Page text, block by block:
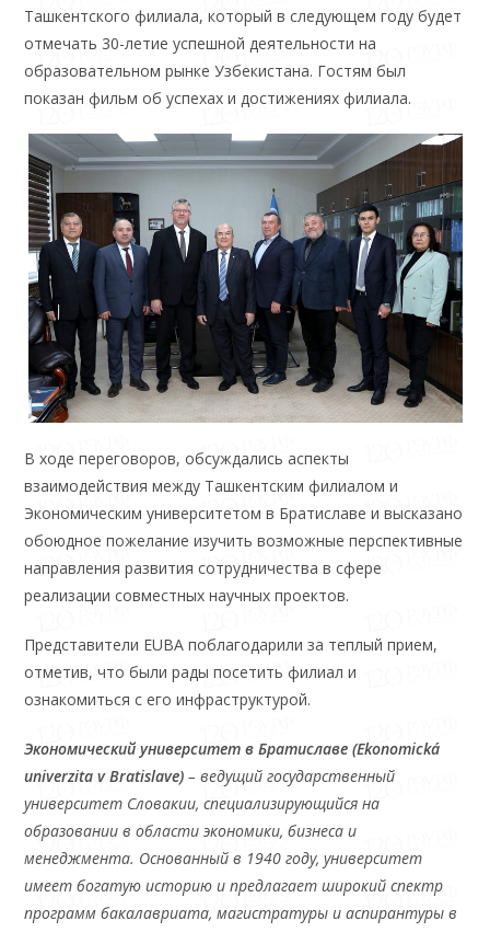
Ташкентского филиала, который в следующем году будет
отмечать 30-летие успешной деятельности на
образовательном рынке Узбекистана. Гостям был
показан фильм об успехах и достижениях филиала.
В ходе переговоров, обсуждались аспекты
взаимодействия между Ташкентским филиалом и
Экономическим университетом в Братиславе и высказано
обоюдное пожелание изучить возможные перспективные
направления развития сотрудничества в сфере
реализации совместных научных проектов.
Представители EUBA поблагодарили за теплый прием,
отметив, что были рады посетить филиал и
ознакомиться с его инфраструктурой.
Экономический университет в Братиславе (Ekonomická
univerzita v Bratislave) – ведущий государственный
университет Словакии, специализирующийся на
образовании в области экономики, бизнеса и
менеджмента. Основанный в 1940 году, университет
имеет богатую историю и предлагает широкий спектр
программ бакалавриата, магистратуры и аспирантуры в